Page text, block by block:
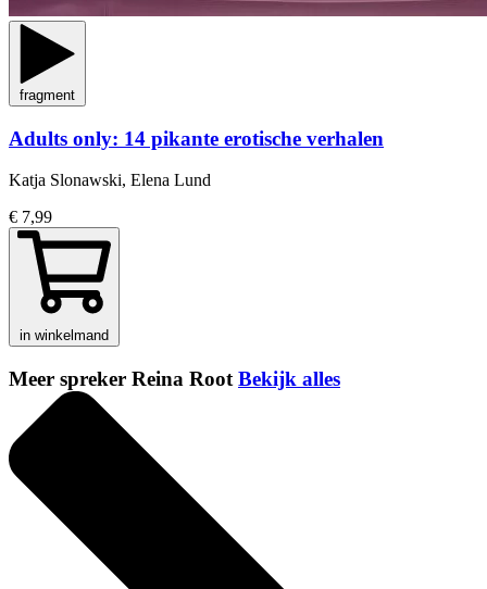
fragment
Adults only: 14 pikante erotische verhalen
Katja Slonawski, Elena Lund
€ 7,99
in winkelmand
Meer spreker Reina Root Bekijk alles